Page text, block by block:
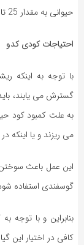
حیوانی به مقدار 25 تا 30 تن در هکتار ضروری می باشد.
احتیاجات کودی کدو
گسترش می یابند،
به علت کمبود کود
می ریزند و یا اینکه
این عمل باعث
گوسفندی استفاده
بنابراین و با توجه
کافی در اختیار این